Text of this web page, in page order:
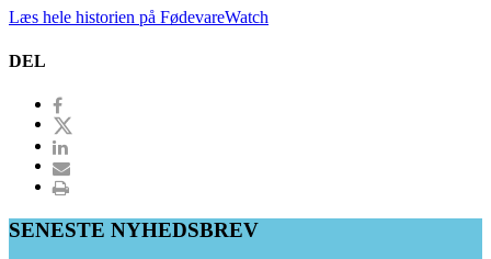
Læs hele historien på FødevareWatch
DEL
SENESTE NYHEDSBREV